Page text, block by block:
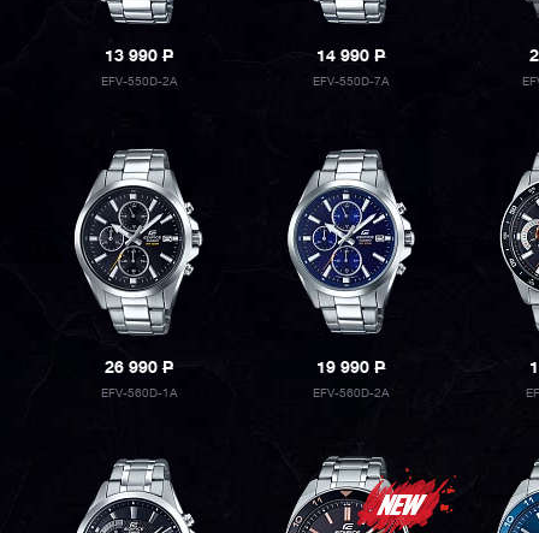
13 990P
EFV-550D-2A
14 990P
EFV-550D-7A
26 990P
EFV-560D-1A
19 990P
EFV-560D-2A